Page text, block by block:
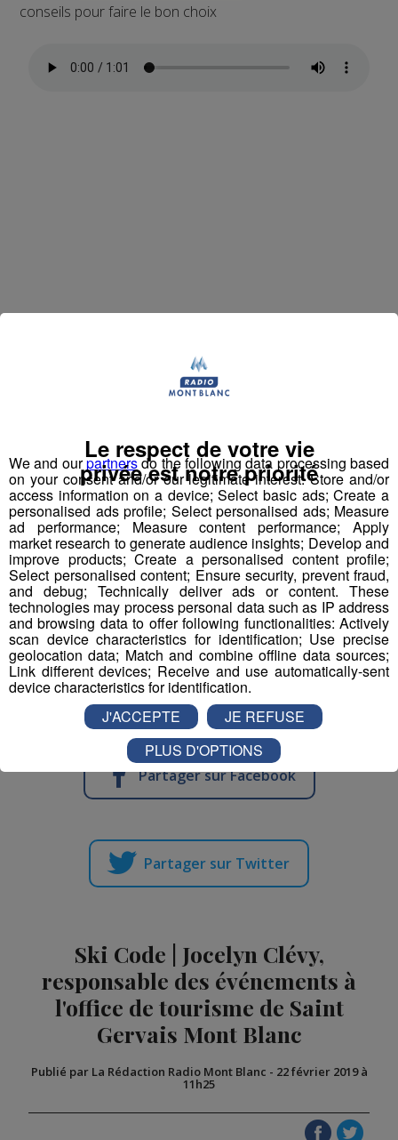
conseils pour faire le bon choix
"Vous faites du sport et vous êtes Myope,
Astigmate ou Hypermétrope ?"
Optical Store Domancyvous conseille
Optical Store Domancy: Une équipe de professionnels
du lundi au samedi
Partager sur Facebook
Partager sur Twitter
Ski Code | Jocelyn Clévy,
responsable des événements à
l'office de tourisme de Saint
Gervais Mont Blanc
Publié par La Rédaction Radio Mont Blanc - 22 février 2019 à
11h25
We and ourpartnersdo the following data processing based
on your consent and/or our legitimate interest: Store and/or
access information on a device; Select basic ads; Create a
personalised ads profile; Select personalised ads; Measure
ad performance; Measure content performance; Apply
market research to generate audience insights; Develop and
improve products; Create a personalised content profile;
Select personalised content; Ensure security, prevent fraud,
and debug; Technically deliver ads or content. These
technologies may process personal data such as IP address
and browsing data to offer following functionalities: Actively
scan device characteristics for identification; Use precise
geolocation data; Match and combine offline data sources;
Link different devices; Receive and use automatically-sent
device characteristics for identification.
Le respect de votre vie
privée est notre priorité
J'ACCEPTE
JE REFUSE
PLUS D'OPTIONS